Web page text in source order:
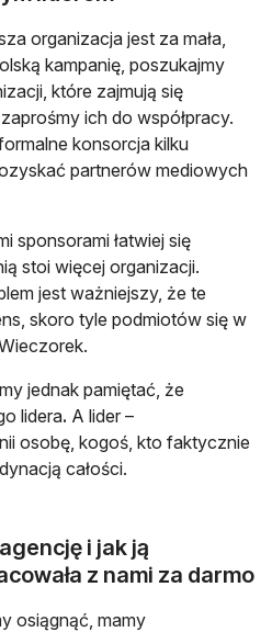
organizacja jest za mała,
kampanię, poszukajmy
które zajmują się
ich do współpracy.
konsorcja kilku
partnerów mediowych
sponsorami łatwiej się
stoi więcej organizacji.
jest ważniejszy, że te
skoro tyle podmiotów się w
jednak pamiętać, że
lidera. A lider –
osobę, kogoś, kto faktycznie
całości.
i jak ją
z nami za darmo
osiągnąć, mamy